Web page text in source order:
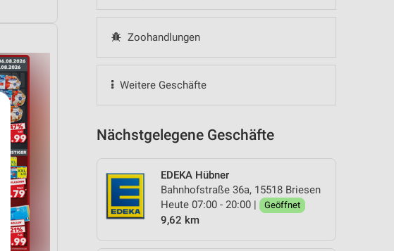
Zoohandlungen
Weitere Geschäfte
Nächstgelegene Geschäfte
EDEKA Hübner
Bahnhofstraße 36a, 15518 Briesen
Heute 07:00 - 20:00 |
Geöffnet
9,62 km